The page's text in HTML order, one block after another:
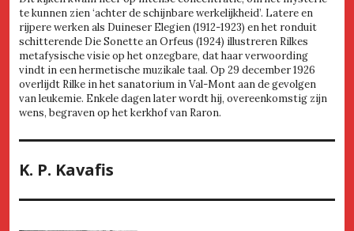
te kunnen zien ‘achter de schijnbare werkelijkheid’. Latere en
rijpere werken als Duineser Elegien (1912-1923) en het ronduit
schitterende Die Sonette an Orfeus (1924) illustreren Rilkes
metafysische visie op het onzegbare, dat haar verwoording
vindt in een hermetische muzikale taal. Op 29 december 1926
overlijdt Rilke in het sanatorium in Val-Mont aan de gevolgen
van leukemie. Enkele dagen later wordt hij, overeenkomstig zijn
wens, begraven op het kerkhof van Raron.
K. P. Kavafis